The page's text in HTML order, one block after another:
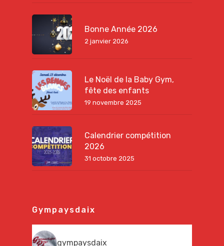
Bonne Année 2026
2 janvier 2026
Le Noël de la Baby Gym,
fête des enfants
19 novembre 2025
Calendrier compétition
2026
31 octobre 2025
Gympaysdaix
gympaysdaix